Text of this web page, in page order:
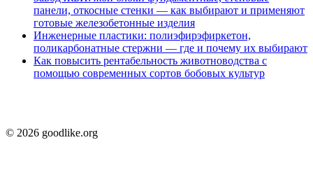
панели, откосные стенки — как выбирают и применяют
готовые железобетонные изделия
Инженерные пластики: полиэфирэфиркетон,
поликарбонатные стержни — где и почему их выбирают
Как повысить рентабельность животноводства с
помощью современных сортов бобовых культур
© 2026 goodlike.org